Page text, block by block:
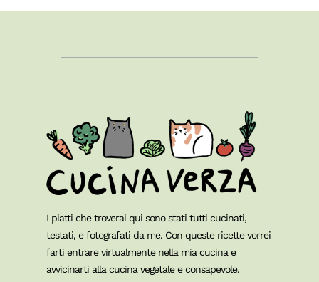
I piatti che troverai qui sono stati tutti cucinati,
testati, e fotografati da me. Con queste ricette vorrei
farti entrare virtualmente nella mia cucina e
avvicinarti alla cucina vegetale e consapevole.